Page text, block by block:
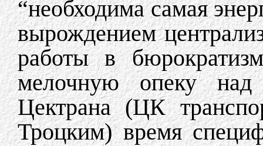
“необходима самая
вырождением
работы в
мелочную опеку
Цектрана (ЦК
Троцким) время